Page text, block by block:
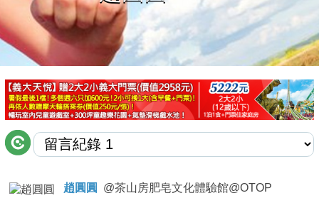
商家合作
推薦景點
討論區
聯絡我們
趙圓圓 @茶山房肥皂文化體驗館@OTOP